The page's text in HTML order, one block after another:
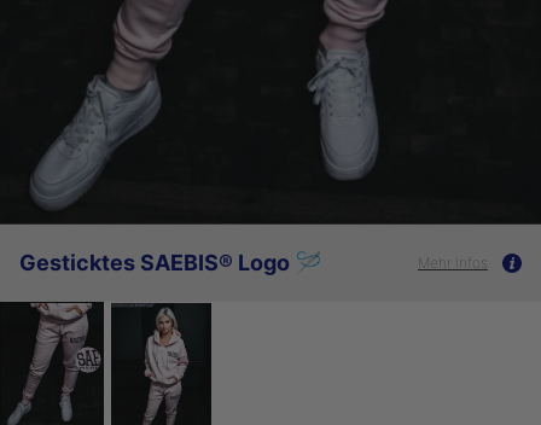
Gesticktes SAEBIS® Logo 🪡 Mehr Infos